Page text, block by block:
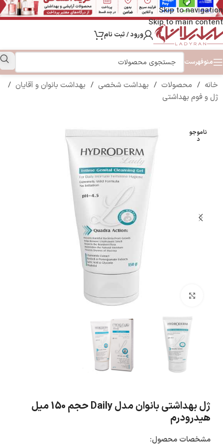
Skip to navigation
Skip to main content
ورود / ثبت نام
منوفهرست
خانه / محصولات / بهداشت شخصی / بهداشت بانوان و آقایان /
ژل و فوم بهداشتی
ناموجو
د
ژل بهداشتی بانوان مدل Daily حجم 150 میل
هیدرودرم
مشخصات محصول: